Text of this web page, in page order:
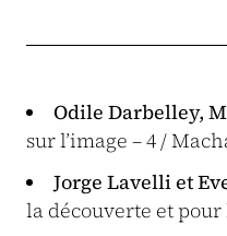
Odile Darbelley,
sur l’image – 4 /
Jorge Lavelli et
la découverte et